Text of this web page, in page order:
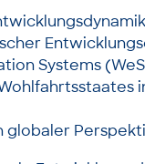
Systems
globaler